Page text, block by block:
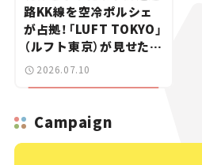
路KK線を空冷ポルシェ
が占拠！「LUFT TOKYO」
（ルフト東京）が見せた奇
跡の一日——ハッサンの
2026.07.10
Campaign